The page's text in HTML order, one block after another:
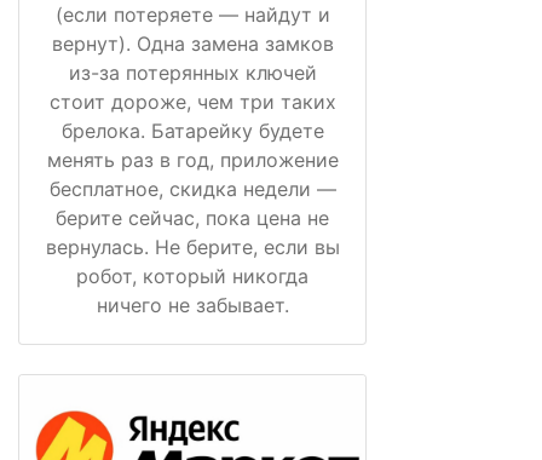
(если потеряете — найдут и
вернут). Одна замена замков
из-за потерянных ключей
стоит дороже, чем три таких
брелока. Батарейку будете
менять раз в год, приложение
бесплатное, скидка недели —
берите сейчас, пока цена не
вернулась. Не берите, если вы
робот, который никогда
ничего не забывает.